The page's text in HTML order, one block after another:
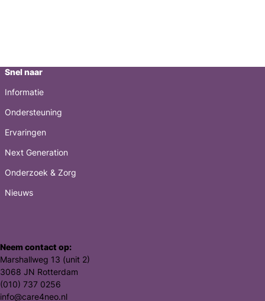
Snel naar
Informatie
Ondersteuning
Ervaringen
Next Generation
Onderzoek & Zorg
Nieuws
Neem contact op:
Marshallweg 13 (unit 2)
3068 JN Rotterdam
(010) 737 0256
info@care4neo.nl